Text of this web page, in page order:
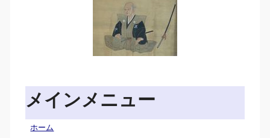
メインメニュー
ホーム